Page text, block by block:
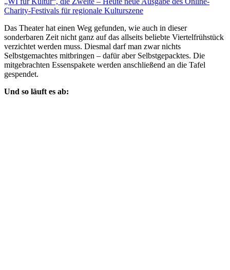
Charity-Festivals für regionale Kulturszene
Das Theater hat einen Weg gefunden, wie auch in dieser
sonderbaren Zeit nicht ganz auf das allseits beliebte Viertelfrühstück
verzichtet werden muss. Diesmal darf man zwar nichts
Selbstgemachtes mitbringen – dafür aber Selbstgepacktes. Die
mitgebrachten Essenspakete werden anschließend an die Tafel
gespendet.
Und so läuft es ab: